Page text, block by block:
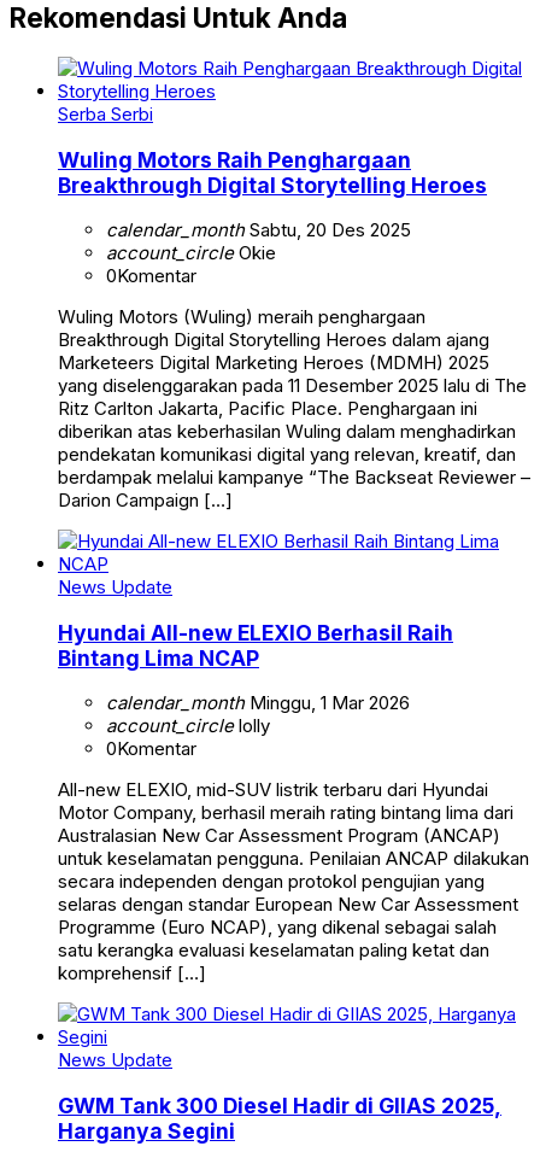
Rekomendasi Untuk Anda
Serba Serbi
Wuling Motors Raih Penghargaan
Breakthrough Digital Storytelling Heroes
calendar_monthSabtu, 20 Des 2025
account_circleOkie
0Komentar
Wuling Motors (Wuling) meraih penghargaan
Breakthrough Digital Storytelling Heroes dalam ajang
Marketeers Digital Marketing Heroes (MDMH) 2025
yang diselenggarakan pada 11 Desember 2025 lalu di The
Ritz Carlton Jakarta, Pacific Place. Penghargaan ini
diberikan atas keberhasilan Wuling dalam menghadirkan
pendekatan komunikasi digital yang relevan, kreatif, dan
berdampak melalui kampanye “The Backseat Reviewer –
Darion Campaign […]
News Update
Hyundai All-new ELEXIO Berhasil Raih
Bintang Lima NCAP
calendar_monthMinggu, 1 Mar 2026
account_circlelolly
0Komentar
All-new ELEXIO, mid-SUV listrik terbaru dari Hyundai
Motor Company, berhasil meraih rating bintang lima dari
Australasian New Car Assessment Program (ANCAP)
untuk keselamatan pengguna. Penilaian ANCAP dilakukan
secara independen dengan protokol pengujian yang
selaras dengan standar European New Car Assessment
Programme (Euro NCAP), yang dikenal sebagai salah
satu kerangka evaluasi keselamatan paling ketat dan
komprehensif […]
News Update
GWM Tank 300 Diesel Hadir di GIIAS 2025,
Harganya Segini